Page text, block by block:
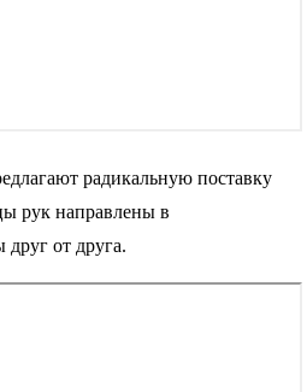
радикальную поставку
рук направлены в
от друга.